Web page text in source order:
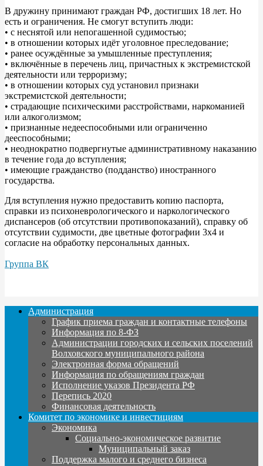
В дружину принимают граждан РФ, достигших 18 лет. Но
есть и ограничения. Не смогут вступить люди:
• с неснятой или непогашенной судимостью;
• в отношении которых идёт уголовное преследование;
• ранее осуждённые за умышленные преступления;
• включённые в перечень лиц, причастных к экстремистской
деятельности или терроризму;
• в отношении которых суд установил признаки
экстремистской деятельности;
• страдающие психическими расстройствами, наркоманией
или алкоголизмом;
• признанные недееспособными или ограниченно
дееспособными;
• неоднократно подвергнутые административному наказанию
в течение года до вступления;
• имеющие гражданство (подданство) иностранного
государства.
Для вступления нужно предоставить копию паспорта,
справки из психоневрологического и наркологического
диспансеров (об отсутствии противопоказаний), справку об
отсутствии судимости, две цветные фотографии 3x4 и
согласие на обработку персональных данных.
Группа ВК
Администрация
График приема граждан и контактные телефоны
Информация по 8-ФЗ
Администрации городских и сельских поселений
Волховского муниципального района
Электронная форма обращений
Информация по обращениям граждан
Исполнение указов Президента РФ
Перепись 2020
Финансовая деятельность
Комитет по экономике и инвестициям
Экономика
Социально-экономическое развитие
Муниципальный заказ
Поддержка малого и среднего бизнеса